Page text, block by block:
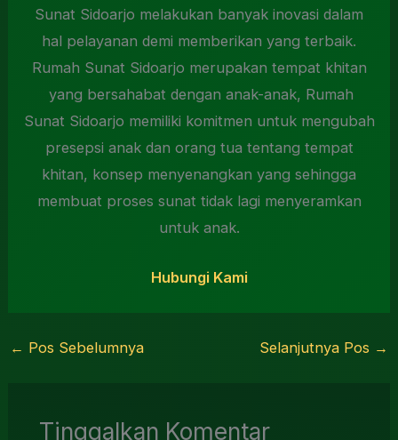
Sunat Sidoarjo melakukan banyak inovasi dalam
hal pelayanan demi memberikan yang terbaik.
Rumah Sunat Sidoarjo merupakan tempat khitan
yang bersahabat dengan anak-anak, Rumah
Sunat Sidoarjo memiliki komitmen untuk mengubah
presepsi anak dan orang tua tentang tempat
khitan, konsep menyenangkan yang sehingga
membuat proses sunat tidak lagi menyeramkan
untuk anak.
Hubungi Kami
← Pos Sebelumnya Selanjutnya Pos →
Tinggalkan Komentar